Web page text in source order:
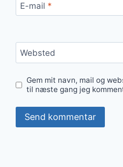
E-mail *
Websted
Gem mit navn, mail og
til næste gang jeg